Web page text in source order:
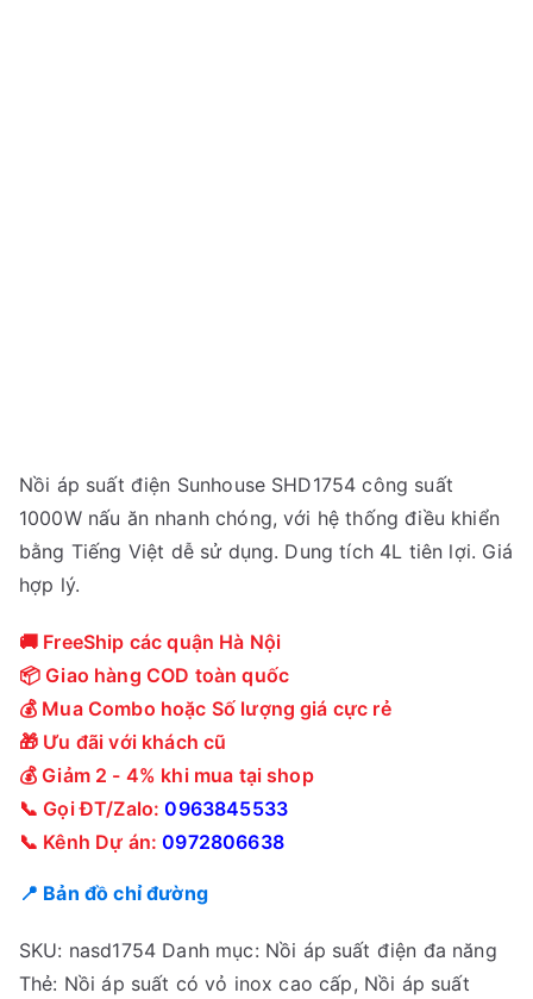
Nồi áp suất điện Sunhouse SHD1754 công suất
1000W nấu ăn nhanh chóng, với hệ thống điều khiển
bằng Tiếng Việt dễ sử dụng. Dung tích 4L tiên lợi. Giá
hợp lý.
🚚 FreeShip các quận Hà Nội
📦 Giao hàng COD toàn quốc
💰 Mua Combo hoặc Số lượng giá cực rẻ
🎁 Ưu đãi với khách cũ
💰 Giảm 2 - 4% khi mua tại shop
📞 Gọi ĐT/Zalo:0963845533
📞 Kênh Dự án:0972806638
📍 Bản đồ chỉ đường
SKU: nasd1754 Danh mục: Nồi áp suất điện đa năng
Thẻ: Nồi áp suất có vỏ inox cao cấp, Nồi áp suất